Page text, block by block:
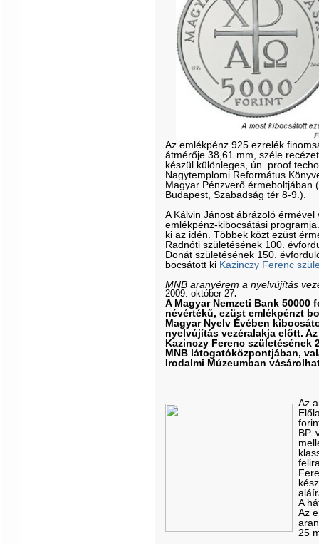
Az emlékpénz 925 ezrelék
átmérője 38,61 mm, széle
készül különleges, ún. proof
Nagytemplomi Református
Magyar Pénzverő érmeboltjában
Budapest, Szabadság tér 8-9.).
A Kálvin Jánost ábrázoló
emlékpénz-kibocsátási
ki az idén. Többek közt ezüst
Radnóti születésének 100.
Donát születésének 150.
bocsátott ki Kazinczy Ferenc
MNB aranyérem a nyelvújítás
2009. október 27.
A Magyar Nemzeti Bank 50000
névértékű, ezüst emlékpénzt
Magyar Nyelv Évében
nyelvújítás vezéralakja előtt.
Kazinczy Ferenc születésének
MNB látogatóközpontjában,
Irodalmi Múzeumban
Az
BP.
A
Az
25